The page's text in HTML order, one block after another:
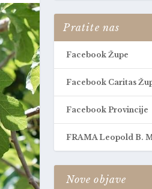
Pratite nas
Facebook Župe
Facebook Caritas
Facebook Provincije
FRAMA Leopold B.
Nove objave